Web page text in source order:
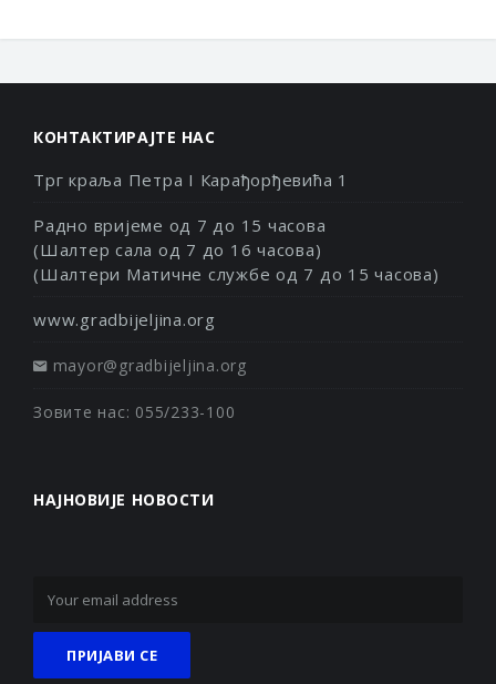
КОНТАКТИРАЈТЕ НАС
Трг краља Петра I Карађорђевића 1
Радно вријеме од 7 до 15 часова
(Шалтер сала од 7 до 16 часова)
(Шалтери Матичне службе од 7 до 15 часова)
www.gradbijeljina.org
mayor@gradbijeljina.org
Зовите нас: 055/233-100
НАЈНОВИЈЕ НОВОСТИ